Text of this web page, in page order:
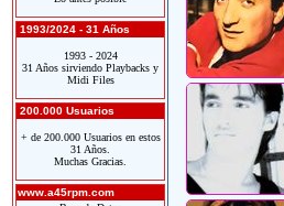
1993/2024 - 31 Años
1993 - 2024
31 Años sirviendo Playbacks y
Midi Files
200.000 Usuarios
+ de 200.000 Usuarios en estos
31 Años.
Muchas Gracias.
www.a45rpm.com